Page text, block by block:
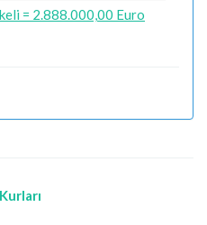
= 2.888.000,00 Euro